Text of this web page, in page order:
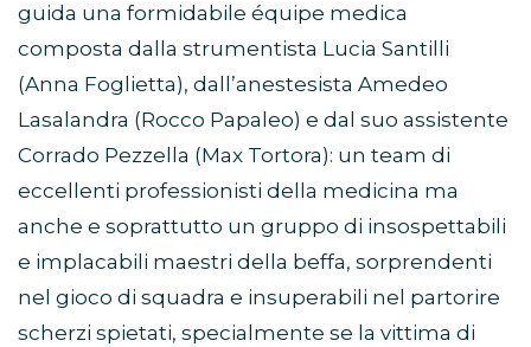
guida una formidabile équipe medica
composta dalla strumentista Lucia Santilli
(Anna Foglietta), dall’anestesista Amedeo
Lasalandra (Rocco Papaleo) e dal suo assistente
Corrado Pezzella (Max Tortora): un team di
eccellenti professionisti della medicina ma
anche e soprattutto un gruppo di insospettabili
e implacabili maestri della beffa, sorprendenti
nel gioco di squadra e insuperabili nel partorire
scherzi spietati, specialmente se la vittima di